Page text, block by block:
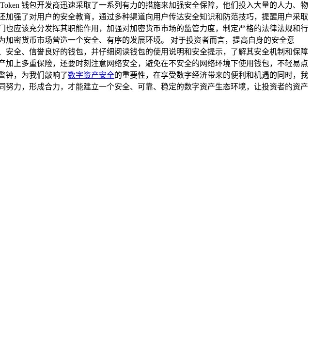
钱包开发商迅速采取了一系列有力的措施来加强安全保障，他们投入大量的人力、物
加强了对用户的安全教育，通过多种渠道向用户传达安全知识和防范技巧，提醒用户采取
应该充分发挥其职能作用，加强对加密货币市场的监管力度，制定严格的法律法规和行
密货币市场营造一个安全、有序的发展环境。 对于投资者而言，提高自身的安全意
全、信誉良好的钱包，并仔细阅读钱包的使用说明和安全提示，了解其安全机制和保障
上多重保险，还要时刻注意网络安全，避免在不安全的网络环境下使用钱包，不轻易点
钟，为我们敲响了数字资产安全的重要性，在享受数字经济带来的便利和机遇的同时，我
力，形成合力，才能建立一个安全、可靠、稳定的数字资产生态环境，让投资者的资产